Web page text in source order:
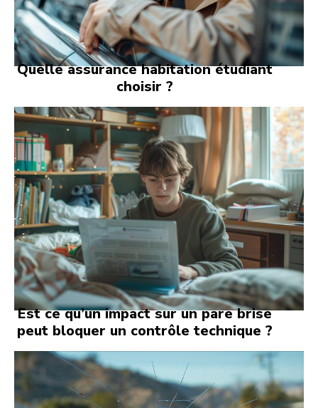
Quelle assurance habitation étudiant
choisir ?
Est ce qu’un impact sur un pare brise
peut bloquer un contrôle technique ?